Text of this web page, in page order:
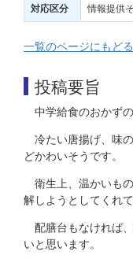
対応区分 情報提供
一覧のページにもどる
投稿要旨
中学給食のおかず
冷たい唐揚げ、味
どかわいそうです。
衛生上、温かいも
解しようとしてくれて
配膳台もなければ
いと思います。